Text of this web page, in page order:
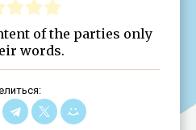
of the parties only
words.